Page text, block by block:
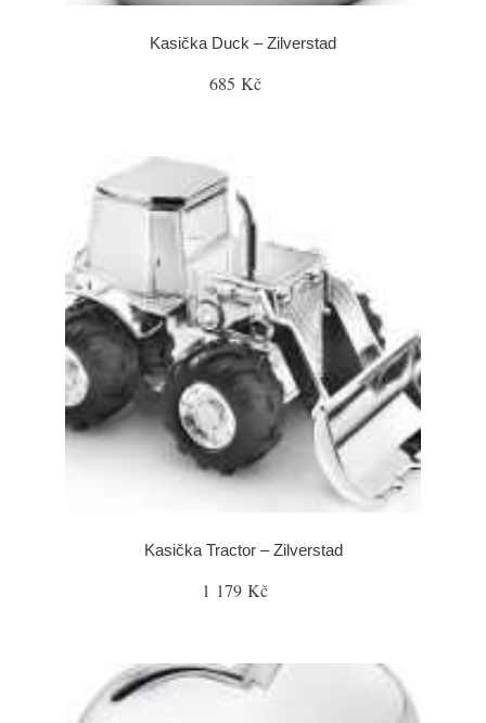
Kasička Duck – Zilverstad
685 Kč
Kasička Tractor – Zilverstad
1 179 Kč